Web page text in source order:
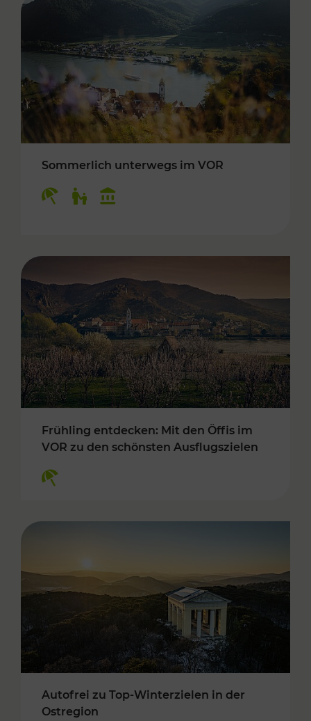
Sommerlich unterwegs im VOR
Frühling entdecken: Mit den Öffis im
VOR zu den schönsten Ausflugszielen
Autofrei zu Top-Winterzielen in der
Ostregion